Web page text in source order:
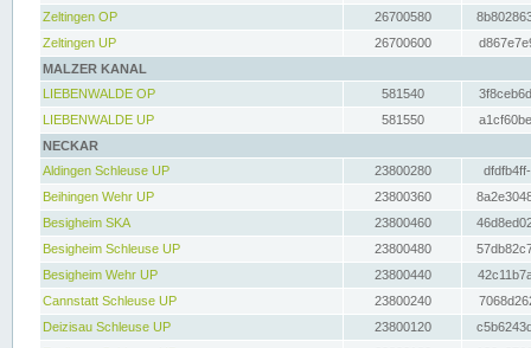
Zeltingen OP
26700580
Zeltingen UP
26700600
MALZER KANAL
LIEBENWALDE OP
581540
LIEBENWALDE UP
581550
NECKAR
Aldingen Schleuse UP
23800280
Beihingen Wehr UP
23800360
Besigheim SKA
23800460
Besigheim Schleuse UP
23800480
Besigheim Wehr UP
23800440
Cannstatt Schleuse UP
23800240
Deizisau Schleuse UP
23800120